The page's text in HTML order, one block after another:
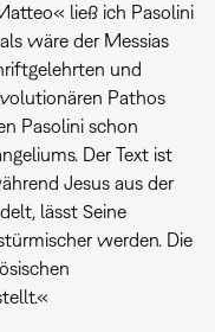
ließ ich Pasolini
wäre der Messias
und
Pathos
Pasolini schon
Der Text ist
Jesus aus der
lässt Seine
werden. Die